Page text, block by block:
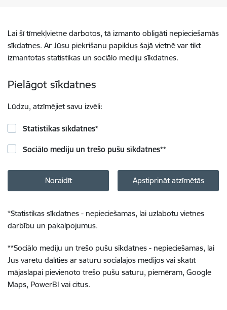
Lai šī tīmekļvietne darbotos, tā izmanto obligāti nepieciešamās
sīkdatnes. Ar Jūsu piekrišanu papildus šajā vietnē var tikt
izmantotas statistikas un sociālo mediju sīkdatnes.
Pielāgot sīkdatnes
Lūdzu, atzīmējiet savu izvēli:
Statistikas sīkdatnes*
Sociālo mediju un trešo pušu sīkdatnes**
Noraidīt Apstiprināt atzīmētās
*Statistikas sīkdatnes - nepieciešamas, lai uzlabotu vietnes
darbību un pakalpojumus.
**Sociālo mediju un trešo pušu sīkdatnes - nepieciešamas, lai
Jūs varētu dalīties ar saturu sociālajos medijos vai skatīt
mājaslapai pievienoto trešo pušu saturu, piemēram, Google
Maps, PowerBI vai citus.